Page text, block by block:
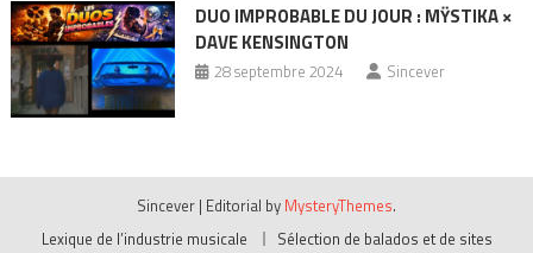
DUO IMPROBABLE DU JOUR : MŸSTIKA ×
DAVE KENSINGTON
28 septembre 2024 Sincever
Sincever | Editorial by MysteryThemes.
Lexique de l’industrie musicale
Sélection de balados et de sites